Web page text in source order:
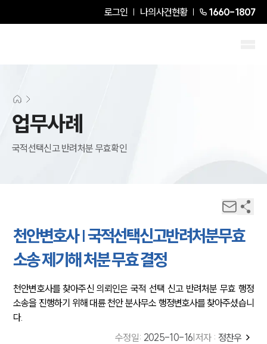
로그인 나의사건현황 1660-1807
업무사례
국적선택신고 반려처분 무효확인
천안변호사 | 국적선택신고반려처분무효
소송 제기해 처분 무효 결정
천안변호사를 찾아주신 의뢰인은 국적 선택 신고 반려처분 무효 행정
소송을 진행하기 위해 대륜 천안 분사무소 행정변호사를 찾아주셨습니
다.
수정일: 2025-10-16 저자 : 정찬우